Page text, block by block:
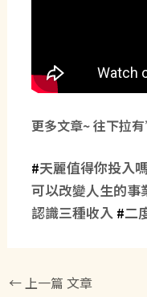
更多文章~ 往下拉
#天麗值得你投入
可以改變人生的事
認識三種收入 #二
←上一篇 文章